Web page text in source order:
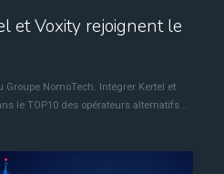
et Voxity rejoignent le
Groupe NomoTech. Intégrer Kertel et
le TOP10 des opérateurs alternatifs...